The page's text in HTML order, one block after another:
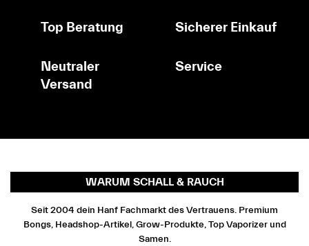
Top Beratung Sicherer Einkauf
Neutraler
Versand
Service
WARUM SCHALL & RAUCH
Seit 2004 dein Hanf Fachmarkt des Vertrauens. Premium
Bongs, Headshop-Artikel, Grow-Produkte, Top Vaporizer und
Samen.